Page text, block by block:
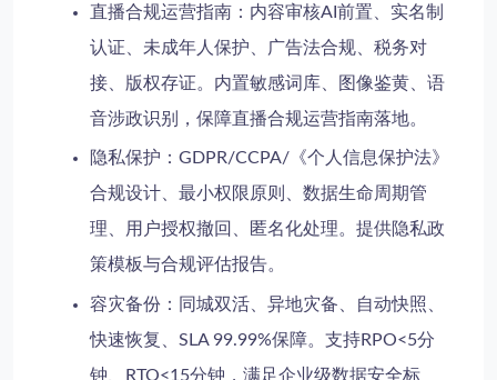
直播合规运营指南 ：内容审核AI前置、实名制
认证、未成年人保护、广告法合规、税务对
接、版权存证。内置敏感词库、图像鉴黄、语
音涉政识别，保障直播合规运营指南落地。
隐私保护 ：GDPR/CCPA/《个人信息保护法》
合规设计、最小权限原则、数据生命周期管
理、用户授权撤回、匿名化处理。提供隐私政
策模板与合规评估报告。
容灾备份 ：同城双活、异地灾备、自动快照、
快速恢复、SLA 99.99%保障。支持RPO<5分
钟、RTO<15分钟，满足企业级数据安全标